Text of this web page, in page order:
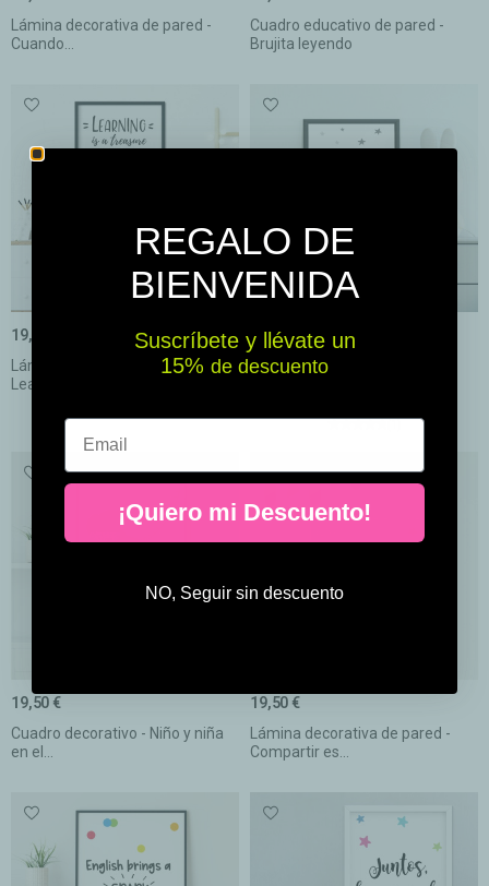
Lámina decorativa de pared -
Cuando...
Cuadro educativo de pared -
Brujita leyendo
Lámina decorativa de pared -
Learning is a...
19,50 €
Lámina decorativa escolar -
19,50 €
Cuadro decorativo - Niño y niña
en el...
19,50 €
Lámina decorativa de pared -
Compartir es...
19,50 €
REGALO DE
BIENVENIDA
Suscríbete y llévate un
15% ​​ de descuento
Email
¡Quiero mi Descuento!
NO, Seguir sin descuento